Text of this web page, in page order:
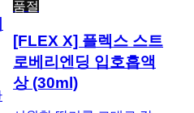
품절
[FLEX X] 플렉스 스트
로베리엔딩 입호흡액
상 (30ml)